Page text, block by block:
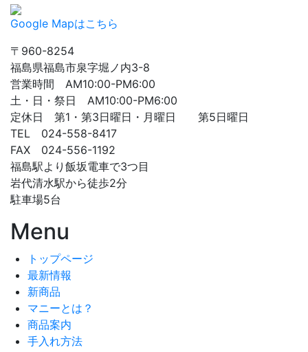
Google Mapはこちら
〒960-8254
福島県福島市泉字堀ノ内3-8
営業時間 AM10:00-PM6:00
土・日・祭日 AM10:00-PM6:00
定休日 第1・第3日曜日・月曜日 第5日曜日
TEL 024-558-8417
FAX 024-556-1192
福島駅より飯坂電車で3つ目
岩代清水駅から徒歩2分
駐車場5台
Menu
トップページ
最新情報
新商品
マニーとは？
商品案内
手入れ方法